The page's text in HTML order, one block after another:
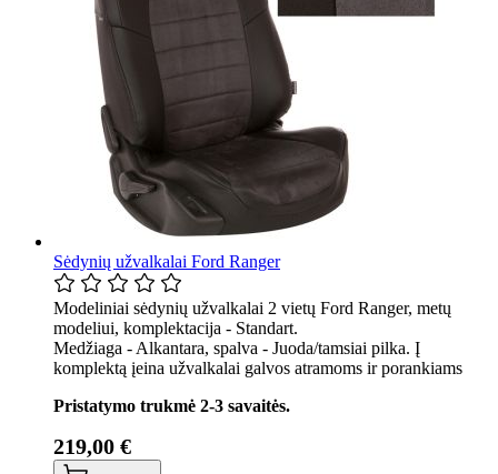
Sėdynių užvalkalai Ford Ranger
Modeliniai sėdynių užvalkalai 2 vietų Ford Ranger, metų
modeliui, komplektacija - Standart.
Medžiaga - Alkantara, spalva - Juoda/tamsiai pilka. Į
komplektą įeina užvalkalai galvos atramoms ir porankiams
Pristatymo trukmė 2-3 savaitės.
219,00 €